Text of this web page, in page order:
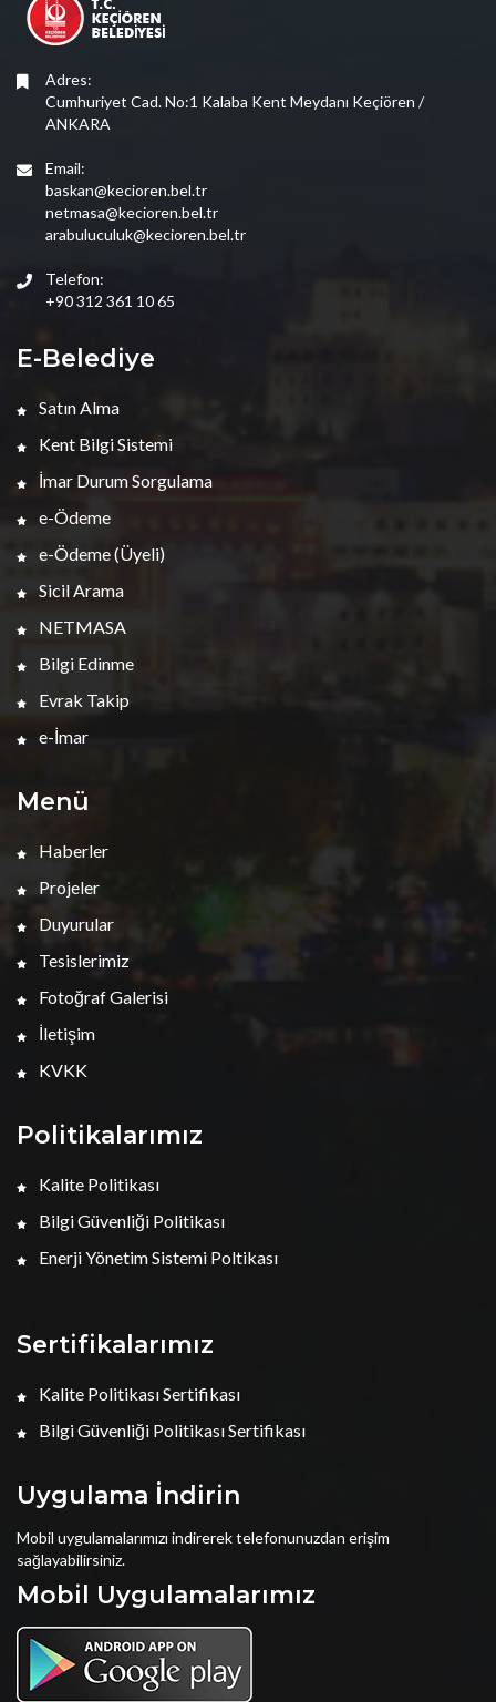
Adres:
Cumhuriyet Cad. No:1 Kalaba Kent Meydanı Keçiören /
ANKARA
Email:
baskan@kecioren.bel.tr
netmasa@kecioren.bel.tr
arabuluculuk@kecioren.bel.tr
Telefon:
+90 312 361 10 65
E-Belediye
Satın Alma
Kent Bilgi Sistemi
İmar Durum Sorgulama
e-Ödeme
e-Ödeme (Üyeli)
Sicil Arama
NETMASA
Bilgi Edinme
Evrak Takip
e-İmar
Menü
Haberler
Projeler
Duyurular
Tesislerimiz
Fotoğraf Galerisi
İletişim
KVKK
Politikalarımız
Kalite Politikası
Bilgi Güvenliği Politikası
Enerji Yönetim Sistemi Poltikası
Sertifikalarımız
Kalite Politikası Sertifikası
Bilgi Güvenliği Politikası Sertifikası
Uygulama İndirin
Mobil uygulamalarımızı indirerek telefonunuzdan erişim
sağlayabilirsiniz.
Mobil Uygulamalarımız